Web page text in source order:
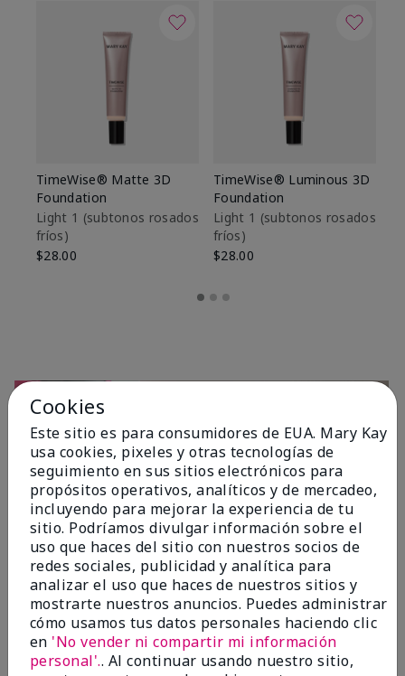
TimeWise® Matte 3D
Foundation
Light 1​ (subtonos rosados
fríos)
$28.00
TimeWise® Luminous 3D
Foundation
Light 1​ (subtonos rosados
fríos)
$28.00
OPINIONES
4.7
10 Reseñas
Cookies
Este sitio es para consumidores de EUA. Mary Kay
usa cookies, pixeles y otras tecnologías de
seguimiento en sus sitios electrónicos para
propósitos operativos, analíticos y de mercadeo,
incluyendo para mejorar la experiencia de tu
sitio. Podríamos divulgar información sobre el
uso que haces del sitio con nuestros socios de
redes sociales, publicidad y analítica para
analizar el uso que haces de nuestros sitios y
mostrarte nuestros anuncios. Puedes administrar
cómo usamos tus datos personales haciendo clic
en 'No vender ni compartir mi información
personal'.. Al continuar usando nuestro sitio,